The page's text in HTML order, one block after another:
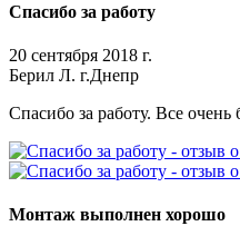
Спасибо за работу
20 сентября 2018 г.
Берил Л. г.Днепр
Спасибо за работу. Все
Монтаж выполнен хорошо